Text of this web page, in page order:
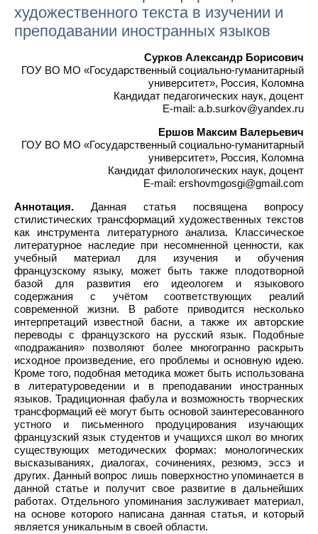
художественного текста в изучении и
преподавании иностранных языков
Сурков Александр Борисович
ГОУ ВО МО «Государственный социально-гуманитарный
университет», Россия, Коломна
Кандидат педагогических наук, доцент
E-mail: a.b.surkov@yandex.ru
Ершов Максим Валерьевич
ГОУ ВО МО «Государственный социально-гуманитарный
университет», Россия, Коломна
Кандидат филологических наук, доцент
E-mail: ershovmgosgi@gmail.com
Аннотация. Данная статья посвящена вопросу
стилистических трансформаций художественных текстов
как инструмента литературного анализа. Классическое
литературное наследие при несомненной ценности, как
учебный материал для изучения и обучения
французскому языку, может быть также плодотворной
базой для развития его идеологем и языкового
содержания с учётом соответствующих реалий
современной жизни. В работе приводится несколько
интерпретаций известной басни, а также их авторские
переводы с французского на русский язык. Подобные
«подражания» позволяют более многогранно раскрыть
исходное произведение, его проблемы и основную идею.
Кроме того, подобная методика может быть использована
в литературоведении и в преподавании иностранных
языков. Традиционная фабула и возможность творческих
трансформаций её могут быть основой заинтересованного
устного и письменного продуцирования изучающих
французский язык студентов и учащихся школ во многих
существующих методических формах: монологических
высказываниях, диалогах, сочинениях, резюмэ, эссэ и
других. Данный вопрос лишь поверхностно упоминается в
данной статье и получит свое развитие в дальнейших
работах. Отдельного упоминания заслуживает материал,
на основе которого написана данная статья, и который
является уникальным в своей области.